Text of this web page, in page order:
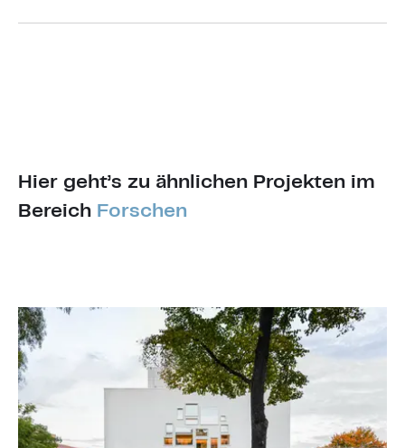
Hier geht’s zu ähnlichen Projekten im
Bereich Forschen